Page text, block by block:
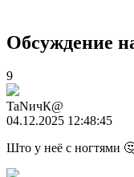
Обсуждение
9
TaNичК@
04.12.2025 12:48:45
Што у неё с ногтями